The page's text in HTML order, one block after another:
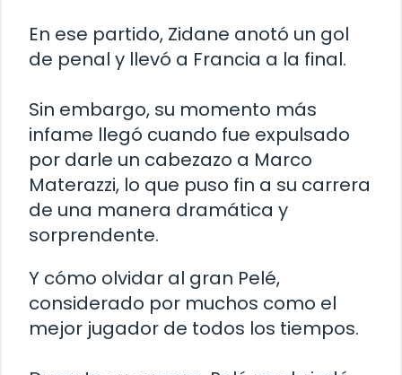
En ese partido, Zidane anotó un gol
de penal y llevó a Francia a la final.
Sin embargo, su momento más
infame llegó cuando fue expulsado
por darle un cabezazo a Marco
Materazzi, lo que puso fin a su carrera
de una manera dramática y
sorprendente.
Y cómo olvidar al gran Pelé,
considerado por muchos como el
mejor jugador de todos los tiempos.